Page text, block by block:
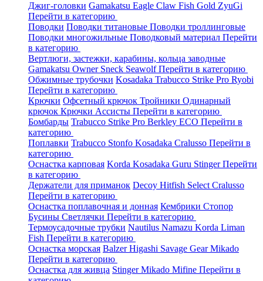
Джиг-головки Gamakatsu Eagle Claw Fish Gold ZyuGi
Перейти в категорию
Поводки Поводки титановые Поводки троллинговые
Поводки многожильные Поводковый материал Перейти
в категорию
Вертлюги, застежки, карабины, кольца заводные
Gamakatsu Owner Sneck SeawolfПерейти в категорию
Обжимные трубочки Kosadaka Trabucco Strike Pro Ryobi
Перейти в категорию
Крючки Офсетный крючок Тройники Одинарный
крючок Крючки Ассисты Перейти в категорию
Бомбарды Trabucco Strike Pro Berkley ECO Перейти в
категорию
Поплавки Trabucco Stonfo Kosadaka Cralusso Перейти в
категорию
Оснастка карповая Korda Kosadaka Guru StingerПерейти
в категорию
Держатели для приманок Decoy Hitfish Select Cralusso
Перейти в категорию
Оснастка поплавочная и донная Кембрики Стопор
Бусины Светлячки Перейти в категорию
Термоусадочные трубки Nautilus Namazu Korda Liman
Fish Перейти в категорию
Оснастка морская BalzerHigashi Savage GearMikado
Перейти в категорию
Оснастка для живца StingerMikado Mifine Перейти в